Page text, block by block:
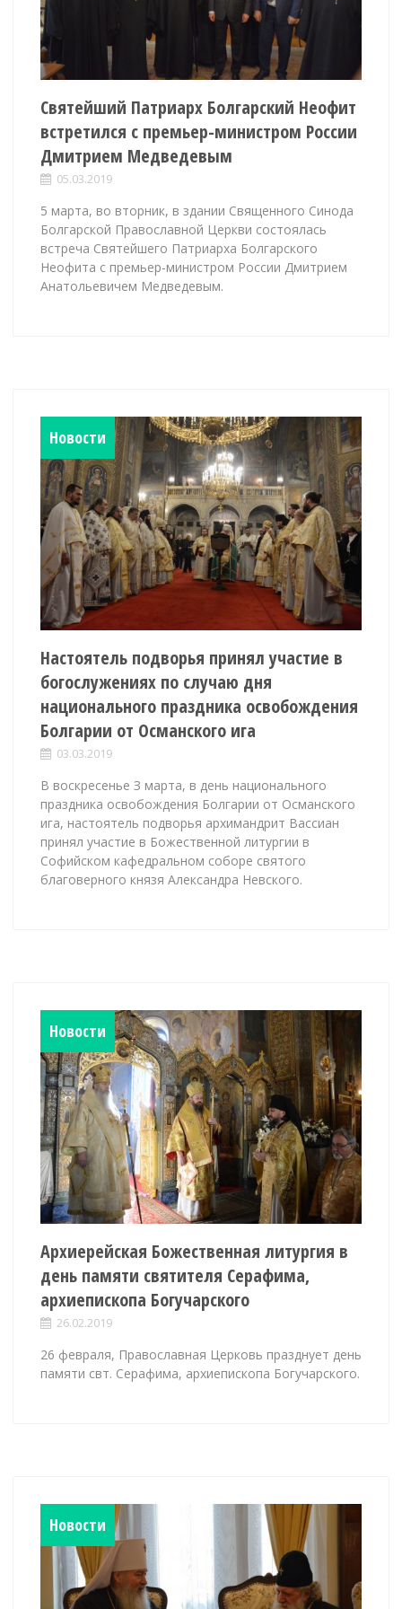
Святейший Патриарх Болгарский Неофит
встретился с премьер-министром России
Дмитрием Медведевым
05.03.2019
5 марта, во вторник, в здании Священного Синода
Болгарской Православной Церкви состоялась
встреча Святейшего Патриарха Болгарского
Неофита с премьер-министром России Дмитрием
Анатольевичем Медведевым.
Новости
Настоятель подворья принял участие в
богослужениях по случаю дня
национального праздника освобождения
Болгарии от Османского ига
03.03.2019
В воскресенье З марта, в день национального
праздника освобождения Болгарии от Османского
ига, настоятель подворья архимандрит Вассиан
принял участие в Божественной литургии в
Софийском кафедральном соборе святого
благоверного князя Александра Невского.
Новости
Архиерейская Божественная литургия в
день памяти святителя Серафима,
архиепископа Богучарского
26.02.2019
26 февраля, Православная Церковь празднует день
памяти свт. Серафима, архиепископа Богучарского.
Новости